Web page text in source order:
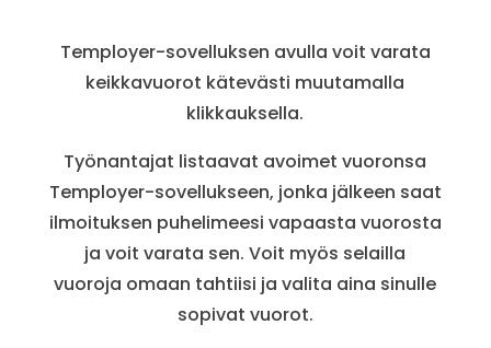
Temployer-sovelluksen avulla voit varata
keikkavuorot kätevästi muutamalla
klikkauksella.
Työnantajat listaavat avoimet vuoronsa
Temployer-sovellukseen, jonka jälkeen saat
ilmoituksen puhelimeesi vapaasta vuorosta
ja voit varata sen. Voit myös selailla
vuoroja omaan tahtiisi ja valita aina sinulle
sopivat vuorot.